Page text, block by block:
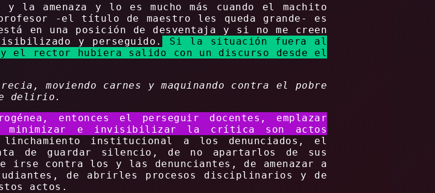
amenaza y lo es mucho más cuando el machito
-el título de maestro les queda grande- es
en una posición de desventaja y si no me creen
y perseguido.
Si la situación fuera al
el rector hubiera salido con un discurso desde el
moviendo carnes y maquinando contra el pobre
delirio.
entonces el perseguir docentes, emplazar
minimizar e invisibilizar la crítica son actos
institucional a los denunciados, el
de guardar silencio, de no apartarlos de sus
irse contra los y las denunciantes, de amenazar a
de abrirles procesos disciplinarios y de
actos.